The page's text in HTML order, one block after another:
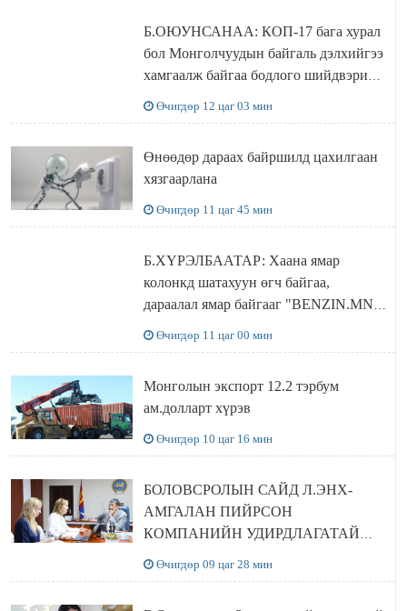
Б.ОЮУНСАНАА: КОП-17 бага хурал
бол Монголчуудын байгаль дэлхийгээ
хамгаалж байгаа бодлого шийдвэрийг
Өчигдөр 12 цаг 03 мин
Өнөөдөр дараах байршилд цахилгаан
хязгаарлана
Өчигдөр 11 цаг 45 мин
Б.ХҮРЭЛБААТАР: Хаана ямар
колонкд шатахуун өгч байгаа,
дараалал ямар байгааг "BENZIN.MN”
Өчигдөр 11 цаг 00 мин
Монголын экспорт 12.2 тэрбум
ам.долларт хүрэв
Өчигдөр 10 цаг 16 мин
БОЛОВСРОЛЫН САЙД Л.ЭНХ-
АМГАЛАН ПИЙРСОН
КОМПАНИЙН УДИРДЛАГАТАЙ
Өчигдөр 09 цаг 28 мин